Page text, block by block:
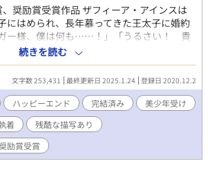
奨励賞受賞作品 ザフィーア・アインスは
にはめられ、長年慕ってきた王太子に婚約
ー様、僕は何も……！」「うるさい！ 貴
い！ 耳障りだ！」ザフィーアは弁明しよ
聞く耳を持たない。 アインス公爵は牢屋に
を「アインス公爵家の恥さらしが！」と罵
裏切られ、親に見捨てられたザフィーア
として国境近くの教会に幽閉されることに
せ民の信仰を集める神子、その神子を害し
浴びせられる言葉は冷たい。「死ね！ 悪
なし！ 天誅！」「消えろ！」「くたば
ら石を投げられ、失意のままた王都をあ
続きを読む
文字数 253,431 最終更新日 2025.1.24 登録日 2020.12.2
ハッピーエンド 完結済み
美少年受け
着
残酷な描写あり
励賞受賞